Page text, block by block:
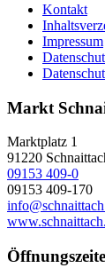
Kontakt
Impressum
Markt
Marktplatz 1
91220
09153 409-0
09153 409-170